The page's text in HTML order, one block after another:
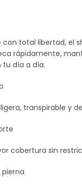
total libertad, el
rápidamente,
tu día a día.
transpirable y
cobertura sin
pierna